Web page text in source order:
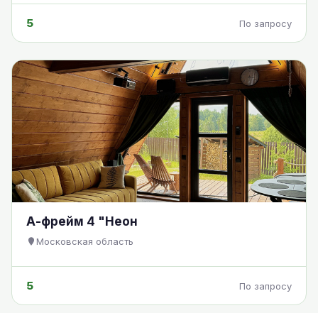
5 По запросу
А-фрейм 4 "Неон
Московская область
5 По запросу